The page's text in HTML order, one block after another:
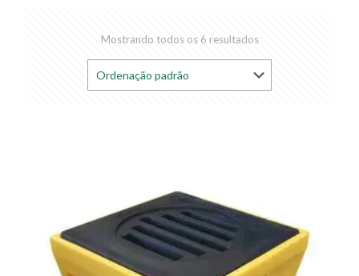
Mostrando todos os 6 resultados